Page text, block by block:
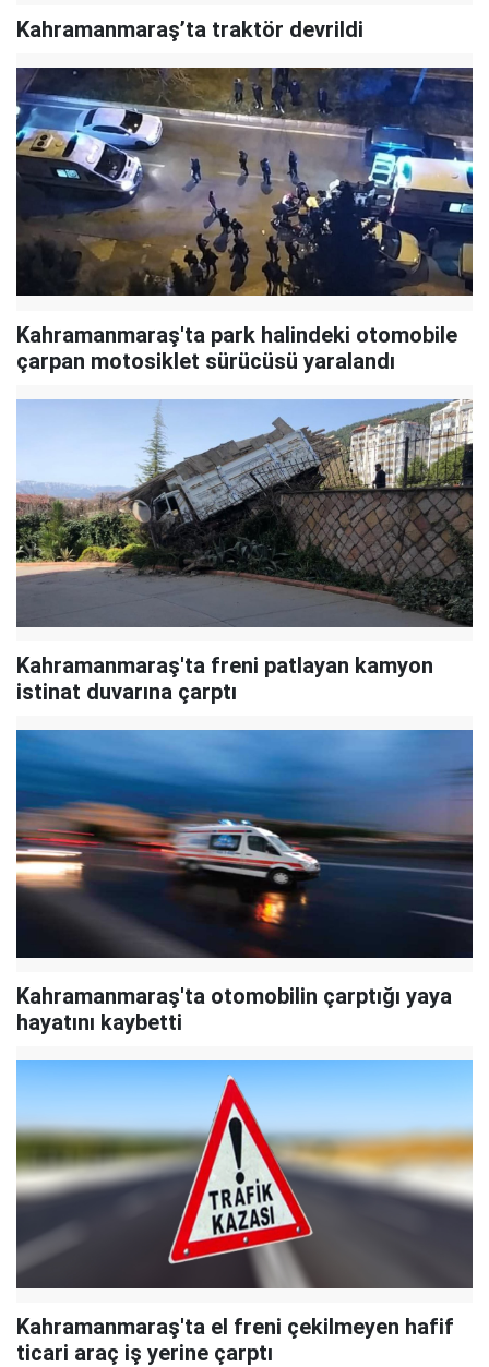
Kahramanmaraş’ta traktör devrildi
Kahramanmaraş'ta park halindeki otomobile
çarpan motosiklet sürücüsü yaralandı
Kahramanmaraş'ta freni patlayan kamyon
istinat duvarına çarptı
Kahramanmaraş'ta otomobilin çarptığı yaya
hayatını kaybetti
Kahramanmaraş'ta el freni çekilmeyen hafif
ticari araç iş yerine çarptı